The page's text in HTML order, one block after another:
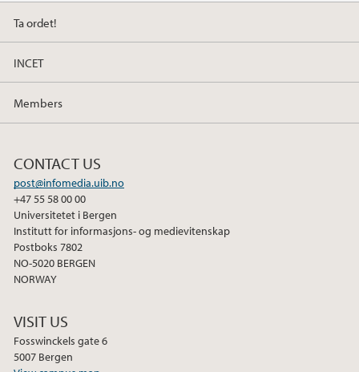
Ta ordet!
INCET
Members
CONTACT US
post@infomedia.uib.no
+47 55 58 00 00
Universitetet i Bergen
Institutt for informasjons- og medievitenskap
Postboks 7802
NO-5020 BERGEN
NORWAY
VISIT US
Fosswinckels gate 6
5007 Bergen